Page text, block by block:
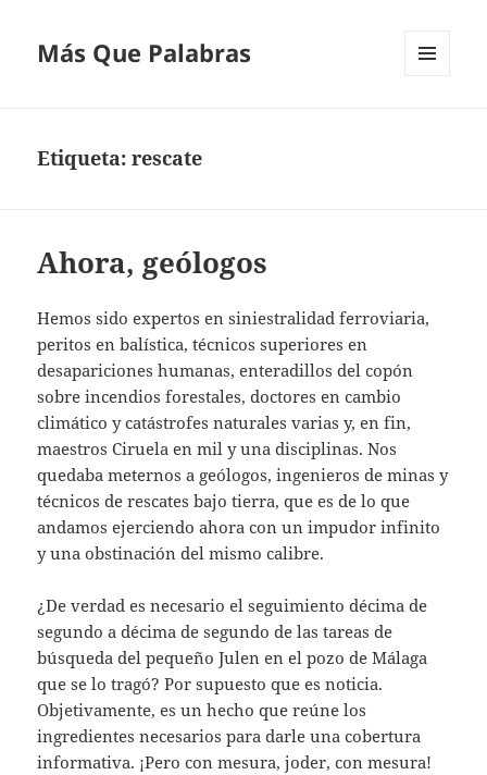
Más Que Palabras
Etiqueta:rescate
Ahora, geólogos
Hemos sido expertos en siniestralidad ferroviaria,
peritos en balística, técnicos superiores en
desapariciones humanas, enteradillos del copón
sobre incendios forestales, doctores en cambio
climático y catástrofes naturales varias y, en fin,
maestros Ciruela en mil y una disciplinas. Nos
quedaba meternos a geólogos, ingenieros de minas y
técnicos de rescates bajo tierra, que es de lo que
andamos ejerciendo ahora con un impudor infinito
y una obstinación del mismo calibre.
¿De verdad es necesario el seguimiento décima de
segundo a décima de segundo de las tareas de
búsqueda del pequeño Julen en el pozo de Málaga
que se lo tragó? Por supuesto que es noticia.
Objetivamente, es un hecho que reúne los
ingredientes necesarios para darle una cobertura
informativa. ¡Pero con mesura, joder, con mesura!